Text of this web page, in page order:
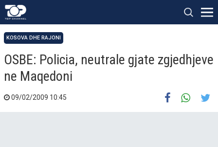
KOSOVA DHE RAJONI
OSBE: Policia, neutrale gjate zgjedhjeve
ne Maqedoni
09/02/2009 10:45